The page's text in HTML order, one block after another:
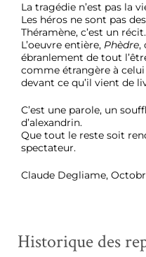
La tragédie n’est pas la
Les héros ne sont pas
Théramène, c’est un récit.
L’oeuvre entière, Phèdre,
ébranlement de tout
comme étrangère à
devant ce qu’il vient de
C’est une parole, un
d’alexandrin.
Que tout le reste soit
spectateur.
Claude Degliame,
Historique des